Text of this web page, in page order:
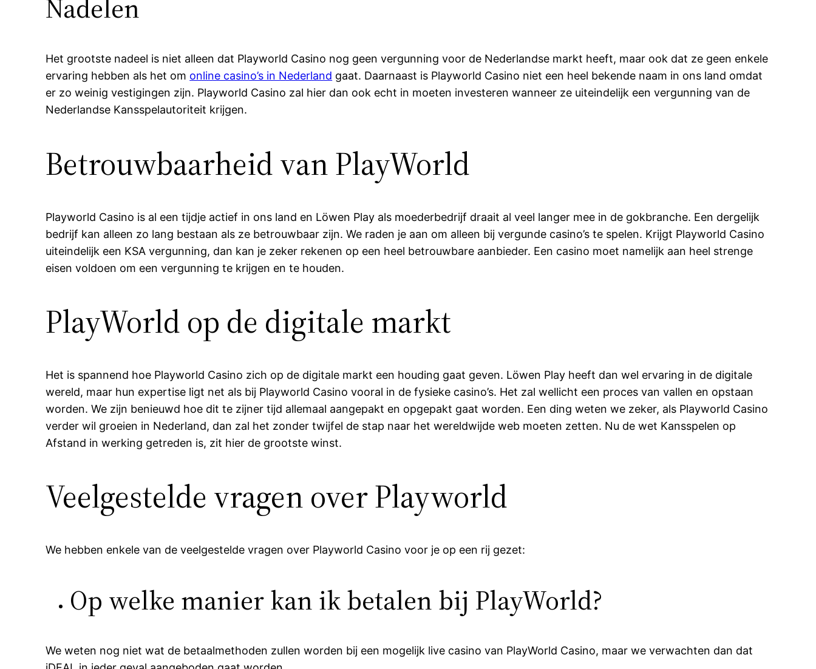
Nadelen
Het grootste nadeel is niet alleen dat Playworld Casino nog geen vergunning voor de Nederlandse markt heeft, maar ook dat ze geen enkele
ervaring hebben als het om online casino’s in Nederland gaat. Daarnaast is Playworld Casino niet een heel bekende naam in ons land omdat
er zo weinig vestigingen zijn. Playworld Casino zal hier dan ook echt in moeten investeren wanneer ze uiteindelijk een vergunning van de
Nederlandse Kansspelautoriteit krijgen.
Betrouwbaarheid van PlayWorld
Playworld Casino is al een tijdje actief in ons land en Löwen Play als moederbedrijf draait al veel langer mee in de gokbranche. Een dergelijk
bedrijf kan alleen zo lang bestaan als ze betrouwbaar zijn. We raden je aan om alleen bij vergunde casino’s te spelen. Krijgt Playworld Casino
uiteindelijk een KSA vergunning, dan kan je zeker rekenen op een heel betrouwbare aanbieder. Een casino moet namelijk aan heel strenge
eisen voldoen om een vergunning te krijgen en te houden.
PlayWorld op de digitale markt
Het is spannend hoe Playworld Casino zich op de digitale markt een houding gaat geven. Löwen Play heeft dan wel ervaring in de digitale
wereld, maar hun expertise ligt net als bij Playworld Casino vooral in de fysieke casino’s. Het zal wellicht een proces van vallen en opstaan
worden. We zijn benieuwd hoe dit te zijner tijd allemaal aangepakt en opgepakt gaat worden. Een ding weten we zeker, als Playworld Casino
verder wil groeien in Nederland, dan zal het zonder twijfel de stap naar het wereldwijde web moeten zetten. Nu de wet Kansspelen op
Afstand in werking getreden is, zit hier de grootste winst.
Veelgestelde vragen over Playworld
We hebben enkele van de veelgestelde vragen over Playworld Casino voor je op een rij gezet:
Op welke manier kan ik betalen bij PlayWorld?
We weten nog niet wat de betaalmethoden zullen worden bij een mogelijk live casino van PlayWorld Casino, maar we verwachten dan dat